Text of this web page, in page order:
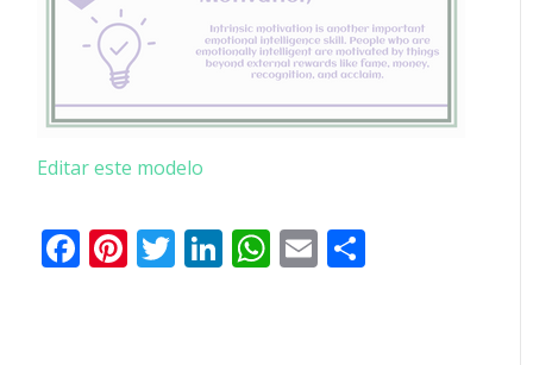
Editar este modelo
Facebook
Pinterest
Twitter
LinkedIn
WhatsApp
Email